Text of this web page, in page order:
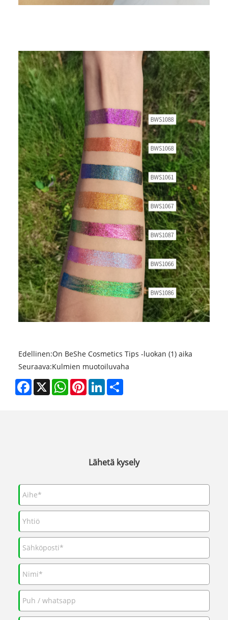
Edellinen:On BeShe Cosmetics Tips -luokan (1) aika
Seuraava:Kulmien muotoiluvaha
Facebook
X WhatsAppPinterestLinkedInShare
Lähetä kysely